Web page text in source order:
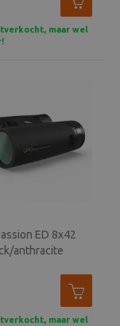
maar wel
ED 8x42
anthracite
maar wel